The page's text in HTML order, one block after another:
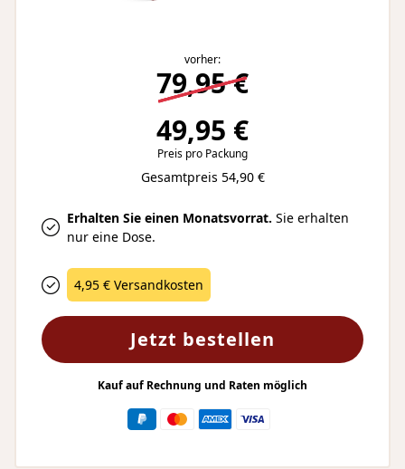
vorher:
79,95 €
49,95 €
Preis pro Packung
Gesamtpreis 54,90 €
Erhalten Sie einen Monatsvorrat. Sie erhalten
nur eine Dose.
4,95 € Versandkosten
Jetzt bestellen
Kauf auf Rechnung und Raten möglich